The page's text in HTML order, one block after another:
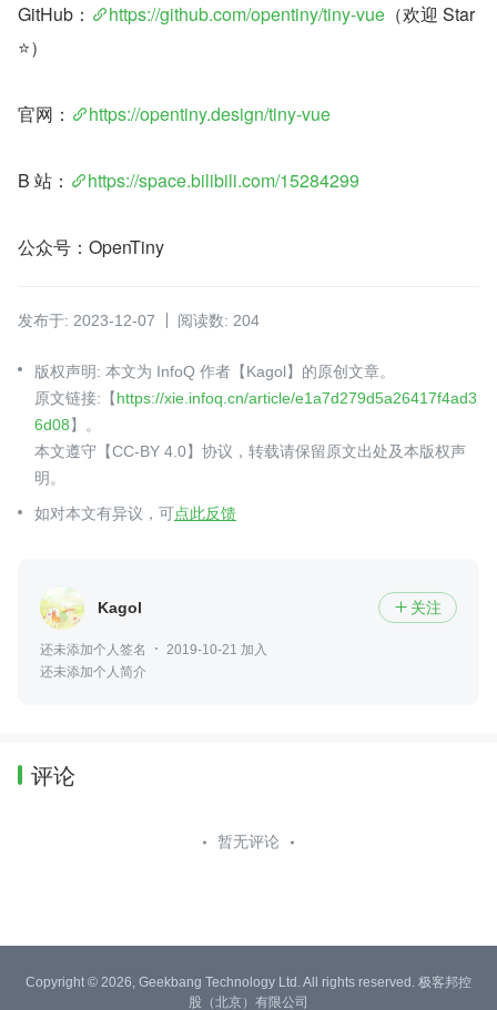
GitHub： https://github.com/opentiny/tiny-vue （欢迎 Star
⭐）
官网： https://opentiny.design/tiny-vue
B 站： https://space.bilibili.com/15284299
公众号：OpenTiny
发布于: 2023-12-07 阅读数: 204
版权声明: 本文为 InfoQ 作者【Kagol】的原创文章。
原文链接:【https://xie.infoq.cn/article/e1a7d279d5a26417f4ad3
6d08】。
本文遵守【CC-BY 4.0】协议，转载请保留原文出处及本版权声
明。
如对本文有异议，可点此反馈
Kagol  关注
还未添加个人签名
2019-10-21 加入
还未添加个人简介
评论
暂无评论
Copyright © 2026, Geekbang Technology Ltd. All rights reserved. 极客邦控
股（北京）有限公司